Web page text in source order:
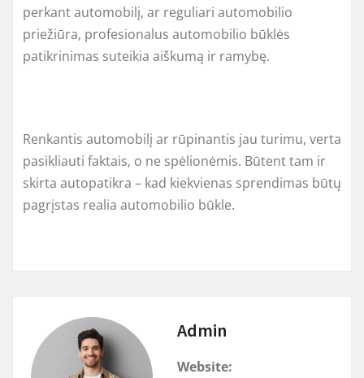
perkant automobilį, ar reguliari automobilio
priežiūra, profesionalus automobilio būklės
patikrinimas suteikia aiškumą ir ramybę.
Renkantis automobilį ar rūpinantis jau turimu, verta
pasikliauti faktais, o ne spėlionėmis. Būtent tam ir
skirta autopatikra – kad kiekvienas sprendimas būtų
pagrįstas realia automobilio būkle.
Admin
Website: